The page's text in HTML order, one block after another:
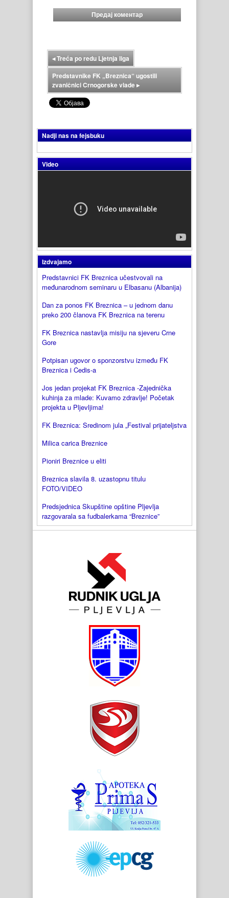
◂Treća po redu Ljetnja liga
Predstavnike FK „Breznica“ ugostili
zvaničnici Crnogorske vlade▸
Nadji nas na fejsbuku
Video
Izdvajamo
Predstavnici FK Breznica učestvovali na
međunarodnom seminaru u Elbasanu (Albanija)
Dan za ponos FK Breznica – u jednom danu
preko 200 članova FK Breznica na terenu
FK Breznica nastavlja misiju na sjeveru Crne
Gore
Potpisan ugovor o sponzorstvu između FK
Breznica i Cedis-a
Jos jedan projekat FK Breznica -Zajednička
kuhinja za mlade: Kuvamo zdravlje! Početak
projekta u Pljevljima!
FK Breznica: Sredinom jula „Festival prijateljstva
Milica carica Breznice
Pioniri Breznice u eliti
Breznica slavila 8. uzastopnu titulu
FOTO/VIDEO
Predsjednica Skupštine opštine Pljevlja
razgovarala sa fudbalerkama “Breznice”